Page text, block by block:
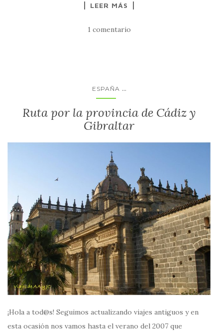
LEER MÁS
1 comentario
ESPAÑA ...
Ruta por la provincia de Cádiz y
Gibraltar
¡Hola a tod@s! Seguimos actualizando viajes antiguos y en
esta ocasión nos vamos hasta el verano del 2007 que